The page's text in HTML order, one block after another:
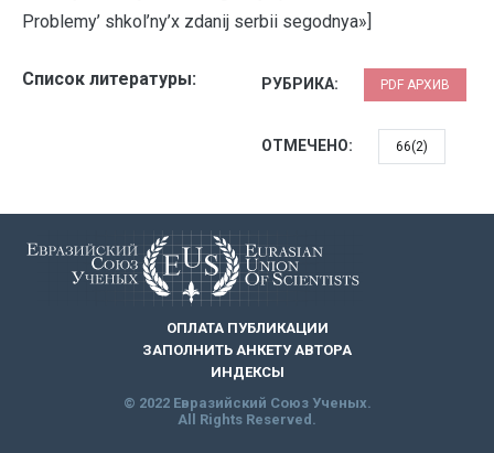
Problemy’ shkol’ny’x zdanij serbii segodnya»]
Список литературы: РУБРИКА: PDF АРХИВ
ОТМЕЧЕНО: 66(2)
ОПЛАТА ПУБЛИКАЦИИ
ЗАПОЛНИТЬ АНКЕТУ АВТОРА
ИНДЕКСЫ
© 2022 Евразийский Союз Ученых.
All Rights Reserved.